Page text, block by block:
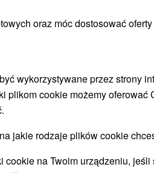
oraz móc dostosować
wykorzystywane przez strony
plikom cookie możemy oferować
jakie rodzaje plików cookie
na Twoim urządzeniu,